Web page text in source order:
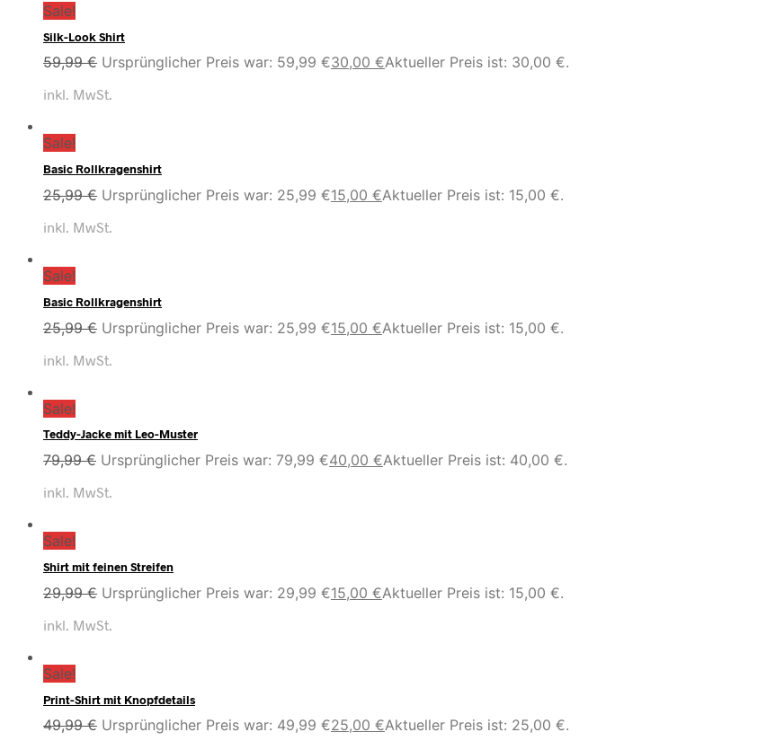
Sale!
Silk-Look Shirt
59,99€ Ursprünglicher Preis war: 59,99 €30,00 €Aktueller Preis ist: 30,00 €.
inkl. MwSt.
Sale!
Basic Rollkragenshirt
25,99€ Ursprünglicher Preis war: 25,99 €15,00 €Aktueller Preis ist: 15,00 €.
inkl. MwSt.
Sale!
Basic Rollkragenshirt
25,99€ Ursprünglicher Preis war: 25,99 €15,00 €Aktueller Preis ist: 15,00 €.
inkl. MwSt.
Sale!
Teddy-Jacke mit Leo-Muster
79,99€ Ursprünglicher Preis war: 79,99 €40,00 €Aktueller Preis ist: 40,00 €.
inkl. MwSt.
Sale!
Shirt mit feinen Streifen
29,99€ Ursprünglicher Preis war: 29,99 €15,00 €Aktueller Preis ist: 15,00 €.
inkl. MwSt.
Sale!
Print-Shirt mit Knopfdetails
49,99€ Ursprünglicher Preis war: 49,99 €25,00 €Aktueller Preis ist: 25,00 €.